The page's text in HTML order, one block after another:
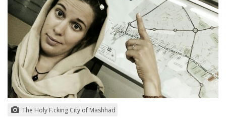
The Holy F.cking City of Mashhad